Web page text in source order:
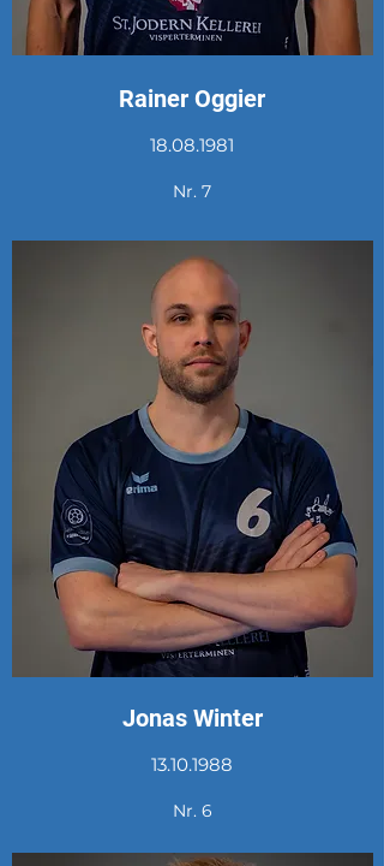
Rainer Oggier
18.08.1981
Nr. 7
Jonas Winter
13.10.1988
Nr. 6